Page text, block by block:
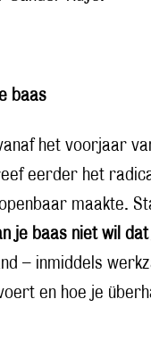
baas
het voorjaar
eerder het
maakte.
je baas niet wil
– inmiddels
en hoe je